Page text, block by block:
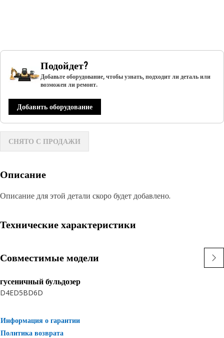
Подойдет?
Добавьте оборудование, чтобы узнать, подходит ли деталь или
возможен ли ремонт.
Добавить оборудование
СНЯТО С ПРОДАЖИ
Описание
Описание для этой детали скоро будет добавлено.
Технические характеристики
Совместимые модели
гусеничный бульдозер
D4ED5BD6D
Информация о гарантии
Политика возврата